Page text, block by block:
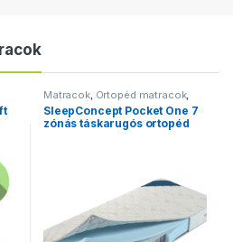
Matracok, Ortopéd matracok,
Zsákrugós matracok
SleepConcept Pocket One 7
zónás táskarugós ortopéd